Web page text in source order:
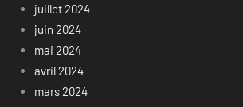
juillet 2024
juin 2024
mai 2024
avril 2024
mars 2024